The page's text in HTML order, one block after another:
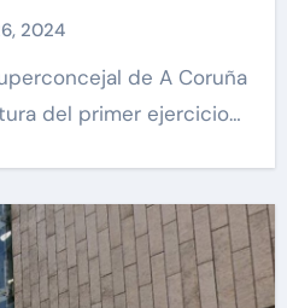
2024
del primer ejercicio…